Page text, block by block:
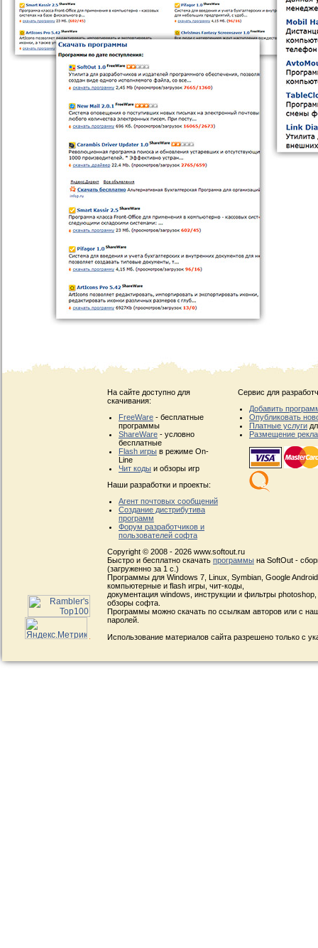
На сайте доступно для
скачивания:
FreeWare - бесплатные
программы
ShareWare - условно
бесплатные
Flash игры в режиме On-
Line
Чит коды и обзоры игр
Наши разработки и проекты:
Агент почтовых сообщений
Создание дистрибутива
программ
Форум разработчиков и
пользователей софта
Сервис для
Добавить
Опубликовать
Платные услуги
Размещение
Copyright © 2008 - 2026 www.softout.ru
Быстро и бесплатно скачать программы на SoftOut -
(загруженно за 1 с.)
Программы для Windows 7, Linux, Symbian, Google
компьютерные и flash игры, чит-коды,
документация windows, инструкции и фильтры
обзоры софта.
Программы можно скачать по ссылкам авторов или с
паролей.
Использование материалов сайта разрешено только с